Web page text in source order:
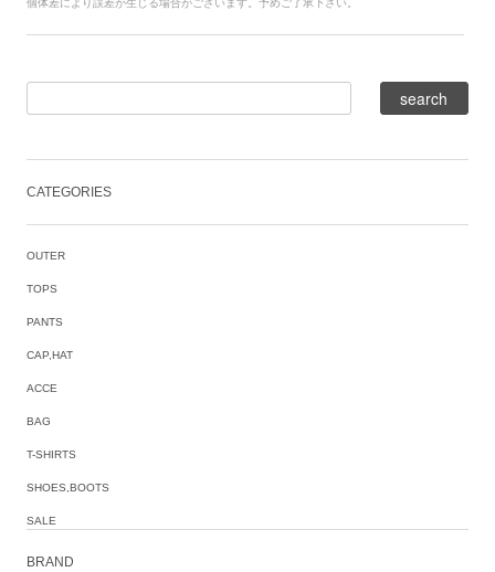
個体差により誤差が生じる場合がございます。予めご了承下さい。
CATEGORIES
OUTER
TOPS
PANTS
CAP,HAT
ACCE
BAG
T-SHIRTS
SHOES,BOOTS
SALE
BRAND